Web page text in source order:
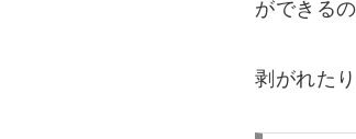
ができる
剥がれた